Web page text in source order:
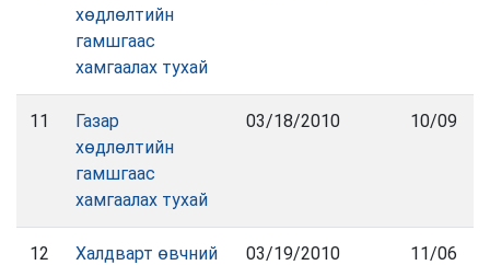
хөдлөлтийн
гамшгаас
хамгаалах тухай
11
Газар
хөдлөлтийн
гамшгаас
хамгаалах тухай
03/18/2010 10/09
12
Халдварт өвчний
03/19/2010 11/06